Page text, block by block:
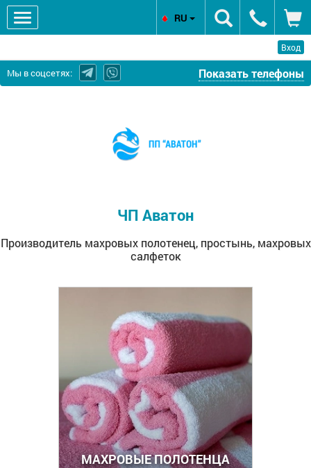
Вход
Мы в соцсетях: Показать телефоны
салфеток
ЧП Аватон
Производитель махровых полотенец, простынь, махровых
салфеток
RU
МАХРОВЫЕ ПОЛОТЕНЦА